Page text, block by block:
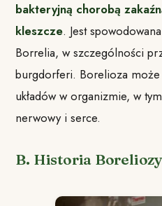
bakteryjną chorobą
kleszcze. Jest
Borrelia, w szczególności
burgdorferi. Borelioza może
układów w organizmie, w
nerwowy i serce.
B. Historia Boreliozy